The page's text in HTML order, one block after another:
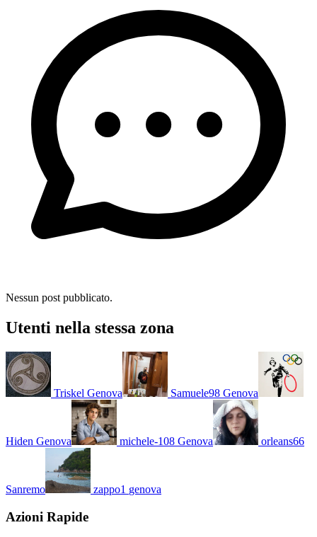
Nessun post pubblicato.
Utenti nella stessa zona
Triskel Genova Samuele98 Genova
Hiden Genova michele-108 Genova orleans66
Sanremo zappo1 genova
Azioni Rapide